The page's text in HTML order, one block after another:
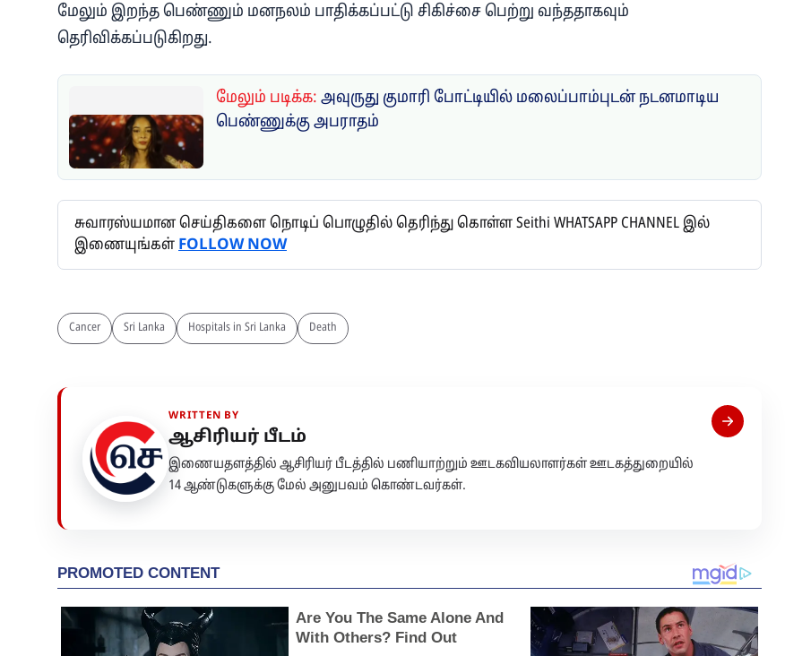
மேலும் இறந்த பெண்ணும் மனநலம் பாதிக்கப்பட்டு சிகிச்சை பெற்று வந்ததாகவும்
தெரிவிக்கப்படுகிறது.
மேலும் படிக்க: அவுருது குமாரி போட்டியில் மலைப்பாம்புடன் நடனமாடிய
பெண்ணுக்கு அபராதம்
சுவாரஸ்யமான செய்திகளை நொடிப் பொழுதில் தெரிந்து கொள்ள Seithi WHATSAPP CHANNEL இல்
இணையுங்கள்FOLLOW NOW
Cancer Sri Lanka Hospitals in Sri Lanka Death
WRITTEN BY
ஆசிரியர் பீடம்
இணையதளத்தில் ஆசிரியர் பீடத்தில் பணியாற்றும் ஊடகவியலாளர்கள் ஊடகத்துறையில்
14 ஆண்டுகளுக்கு மேல் அனுபவம் கொண்டவர்கள்.